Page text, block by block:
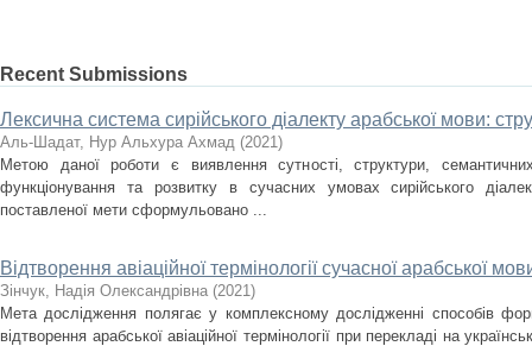
Recent Submissions
Лексична система сирійського діалекту арабської мови:
Аль-Шадат, Нур Альхура Ахмад (2021)
Метою даної роботи є виявлення сутності, структури,
функціонування та розвитку в сучасних умовах сирійського
поставленої мети сформульовано ...
Відтворення авіаційної термінології сучасної арабської
Зінчук, Надія Олександрівна (2021)
Мета дослідження полягає у комплексному дослідженні способів
відтворення арабської авіаційної термінології при перекладі на